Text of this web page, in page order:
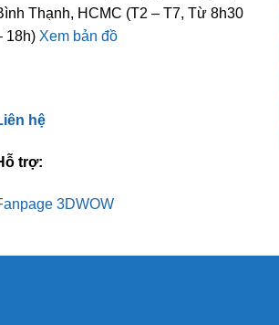
Thạnh, HCMC (T2 – T7, Từ 8h30
18h) Xem bản đồ
hệ
trợ:
3DWOW